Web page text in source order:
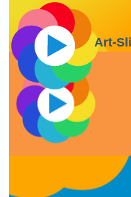
Art-